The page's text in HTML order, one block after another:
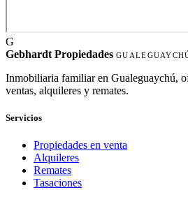
G
Gebhardt Propiedades
Inmobiliaria familiar en Gualeguaychú,
ventas, alquileres y remates.
Servicios
Propiedades en venta
Alquileres
Remates
Tasaciones